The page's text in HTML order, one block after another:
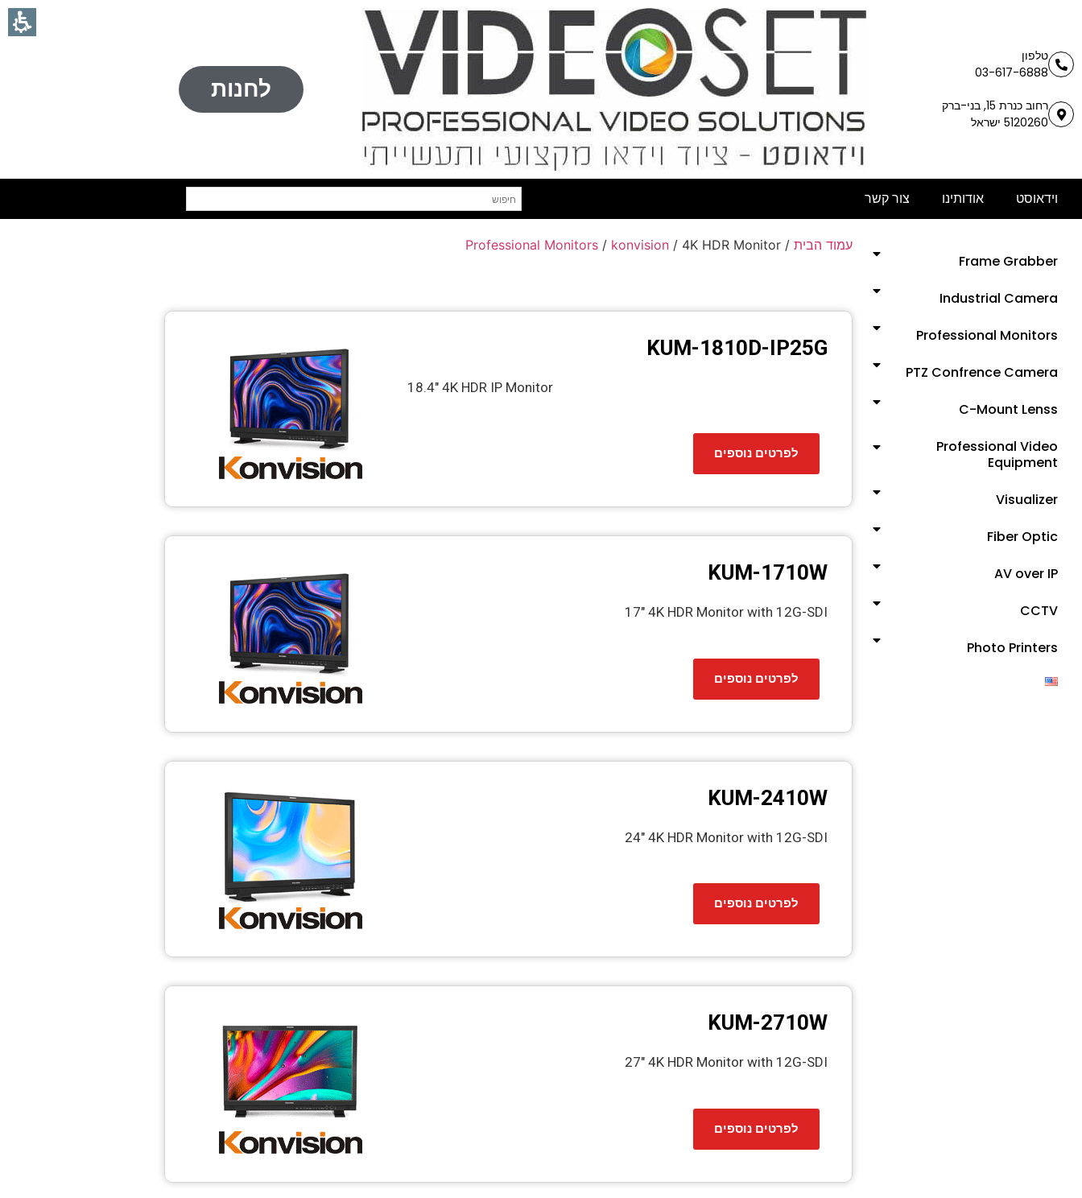
טלפון
03-617-6888
רחוב כנרת 15, בני-ברק
5120260 ישראל
לחנות
וידאוסט אודותינו צור קשר
Frame Grabber
Industrial Camera
Professional Monitors
PTZ Confrence Camera
C-Mount Lenss
Professional Video
Equipment
Visualizer
Fiber Optic
AV over IP
CCTV
Photo Printers
עמוד הבית /
Professional Monitors / konvision / 4K HDR Monitor
KUM-1810D-IP25G
18.4" 4K HDR IP Monitor
לפרטים נוספים
KUM-1710W
17" 4K HDR Monitor with 12G-SDI
לפרטים נוספים
KUM-2410W
24" 4K HDR Monitor with 12G-SDI
לפרטים נוספים
KUM-2710W
27" 4K HDR Monitor with 12G-SDI
לפרטים נוספים